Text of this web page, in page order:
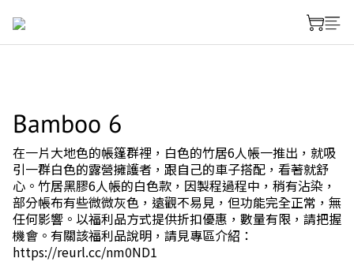
Bamboo 6
在一片大地色的帳篷群裡，白色的竹居6人帳一推出，就吸
引一群白色的露營擁護者，跟自己的車子搭配，看著就舒
心。竹居黑膠6人帳的白色款，因製程過程中，稍有沾染，
部分帳布有些微微灰色，遠觀不易見，但功能完全正常，無
任何影響。以福利品方式提供折扣優惠，數量有限，請把握
機會。有關該福利品說明，請見專區介紹：
https://reurl.cc/nm0ND1